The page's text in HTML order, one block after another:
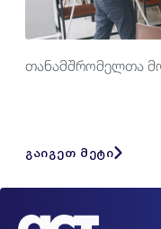
თანამშრომელთა
გაიგეთ მეტი